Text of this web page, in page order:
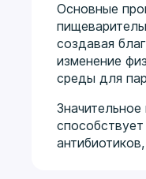
Основные
создавая
изменение
среды для